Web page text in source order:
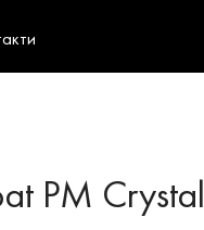
PM Crystal